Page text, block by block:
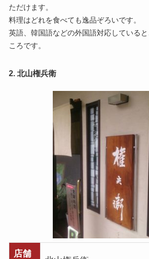
ただけます。
料理はどれを食べても逸品ぞろいです。
英語、韓国語などの外国語対応している
ころです。
2. 北山権兵衛
店舗